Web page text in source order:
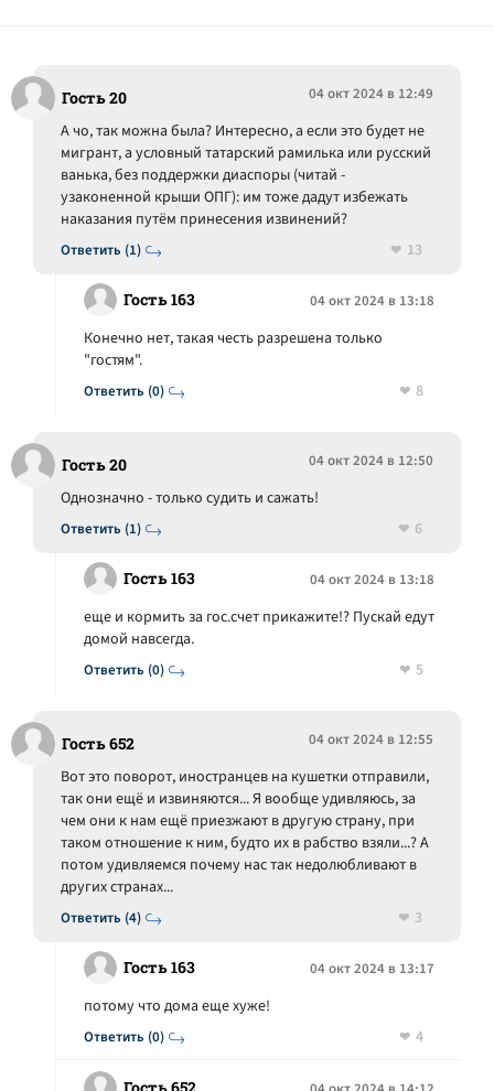
Гость 20 04 окт 2024 в 12:49
Ответить (1)
А чо, так можна была? Интересно, а если это будет не
мигрант, а условный татарский рамилька или русский
ванька, без поддержки диаспоры (читай -
узаконенной крыши ОПГ): им тоже дадут избежать
наказания путём принесения извинений?
13
Гость 163 04 окт 2024 в 13:18
Ответить (0)
Конечно нет, такая честь разрешена только
"гостям".
8
Гость 20 04 окт 2024 в 12:50
Ответить (1)
Однозначно - только судить и сажать!
6
Гость 163 04 окт 2024 в 13:18
Ответить (0)
еще и кормить за гос.счет прикажите!? Пускай едут
домой навсегда.
5
Гость 652 04 окт 2024 в 12:55
Ответить (4)
Вот это поворот, иностранцев на кушетки отправили,
так они ещё и извиняются... Я вообще удивляюсь, за
чем они к нам ещё приезжают в другую страну, при
таком отношение к ним, будто их в рабство взяли...? А
потом удивляемся почему нас так недолюбливают в
других странах...
3
Гость 163 04 окт 2024 в 13:17
Ответить (0)
потому что дома еще хуже!
4